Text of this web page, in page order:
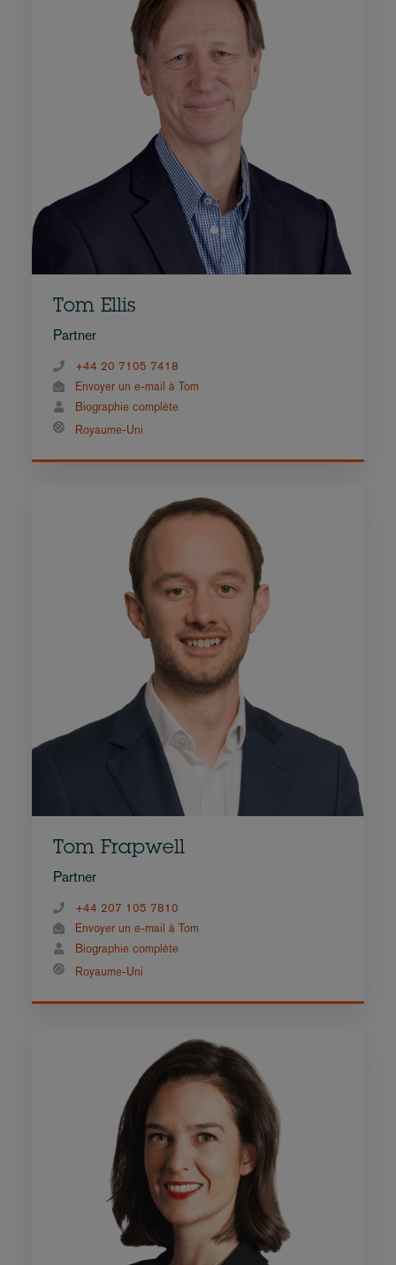
Tom Ellis
Partner
+44 20 7105 7418
Envoyer un e-mail à Tom
Biographie complète
Royaume-Uni
Tom Frapwell
Partner
+44 207 105 7810
Envoyer un e-mail à Tom
Biographie complète
Royaume-Uni